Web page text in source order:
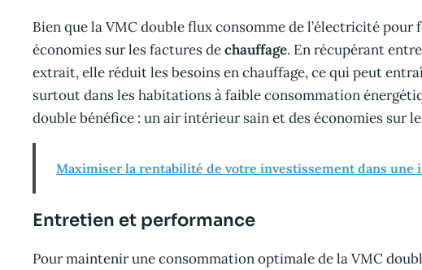
Bien que la VMC double flux consomme de l’électricité
économies sur les factures dechauffage. En récupérant entre
extrait, elle réduit les besoins en chauffage, ce qui peut
surtout dans les habitations à faible consommation
double bénéfice : un air intérieur sain et des économies sur
Maximiser la rentabilité de votre investissement dans une
Entretien et performance
Pour maintenir une consommation optimale de la VMC